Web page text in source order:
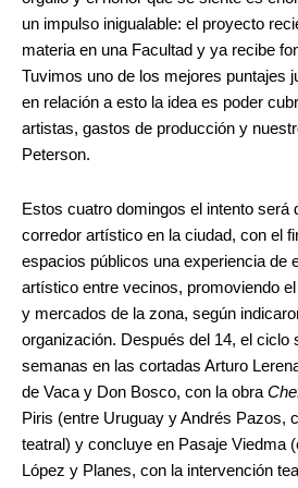
un impulso inigualable: el proyecto
materia en una Facultad y ya recibe
Tuvimos uno de los mejores puntajes
en relación a esto la idea es poder
artistas, gastos de producción y
Peterson.
Estos cuatro domingos el intento será
corredor artístico en la ciudad, con el
espacios públicos una experiencia de
artístico entre vecinos, promoviendo
y mercados de la zona, según
organización. Después del 14, el ciclo
semanas en las cortadas Arturo
de Vaca y Don Bosco, con la obra
Piris (entre Uruguay y Andrés Pazos,
teatral) y concluye en Pasaje Viedma
López y Planes, con la intervención